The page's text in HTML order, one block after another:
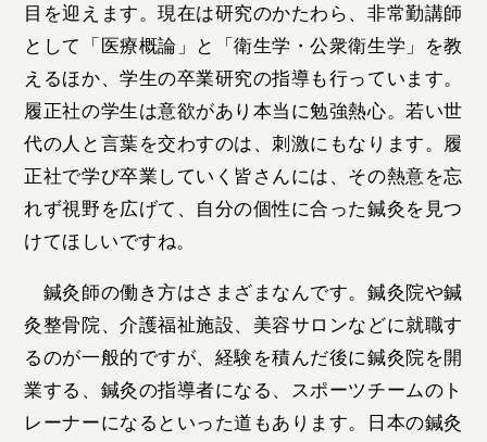
目を迎えます。現在は研究のかたわら、非常勤講師
として「医療概論」と「衛生学・公衆衛生学」を教
えるほか、学生の卒業研究の指導も行っています。
履正社の学生は意欲があり本当に勉強熱心。若い世
代の人と言葉を交わすのは、刺激にもなります。履
正社で学び卒業していく皆さんには、その熱意を忘
れず視野を広げて、自分の個性に合った鍼灸を見つ
けてほしいですね。
鍼灸師の働き方はさまざまなんです。鍼灸院や鍼
灸整骨院、介護福祉施設、美容サロンなどに就職す
るのが一般的ですが、経験を積んだ後に鍼灸院を開
業する、鍼灸の指導者になる、スポーツチームのト
レーナーになるといった道もあります。日本の鍼灸